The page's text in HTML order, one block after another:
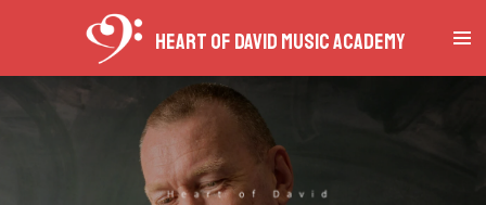
Heart of David Music Academy